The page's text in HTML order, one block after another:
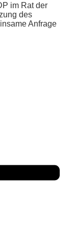
im Rat der
des
Anfrage